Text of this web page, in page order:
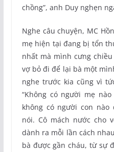
chồng”, anh Duy nghẹn
Nghe câu chuyện, MC
mẹ hiện tại đang bị tổn
nhất mà mình cưng
vợ bỏ đi để lại bà một
nghe trước kia cũng vì
“Không có người mẹ
không có người con nào
nói. Cô mách nước cho
dành ra mỗi lần cách
bà được gần cháu, từ sự